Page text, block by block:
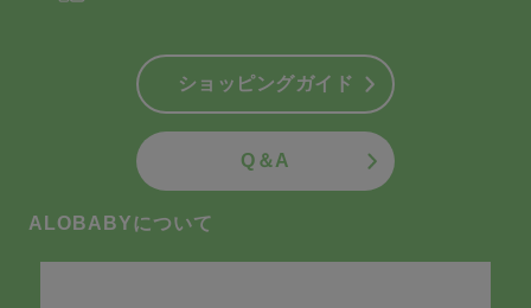
ショッピングガイド
Q＆A
ALOBABYについて